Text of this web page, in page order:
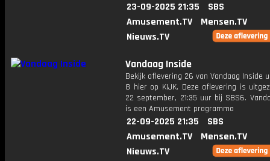
23-09-2025 21:35
SBS
Amusement.TV
Mensen.TV
Nieuws.TV
Vandaag Inside
Bekijk aflevering 26 van Vandaag Inside
8 hier op KIJK. Deze aflevering is
22 september, 21:35 uur bij SBS6.
is een Amusement programma
22-09-2025 21:35
SBS
Amusement.TV
Mensen.TV
Nieuws.TV